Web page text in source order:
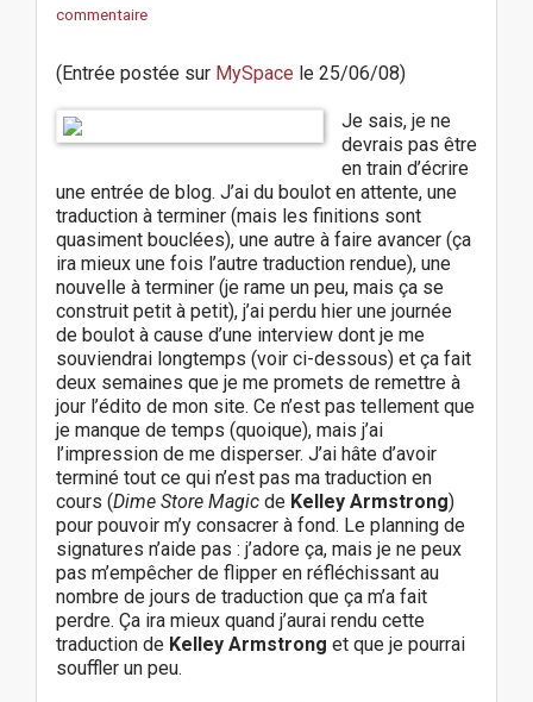
commentaire
(Entrée postée sur MySpace le 25/06/08)
Je sais, je ne
devrais pas être
en train d’écrire
une entrée de blog. J’ai du boulot en attente, une
traduction à terminer (mais les finitions sont
quasiment bouclées), une autre à faire avancer (ça
ira mieux une fois l’autre traduction rendue), une
nouvelle à terminer (je rame un peu, mais ça se
construit petit à petit), j’ai perdu hier une journée
de boulot à cause d’une interview dont je me
souviendrai longtemps (voir ci-dessous) et ça fait
deux semaines que je me promets de remettre à
jour l’édito de mon site. Ce n’est pas tellement que
je manque de temps (quoique), mais j’ai
l’impression de me disperser. J’ai hâte d’avoir
terminé tout ce qui n’est pas ma traduction en
cours (Dime Store Magic de Kelley Armstrong)
pour pouvoir m’y consacrer à fond. Le planning de
signatures n’aide pas : j’adore ça, mais je ne peux
pas m’empêcher de flipper en réfléchissant au
nombre de jours de traduction que ça m’a fait
perdre. Ça ira mieux quand j’aurai rendu cette
traduction de Kelley Armstrong et que je pourrai
souffler un peu.